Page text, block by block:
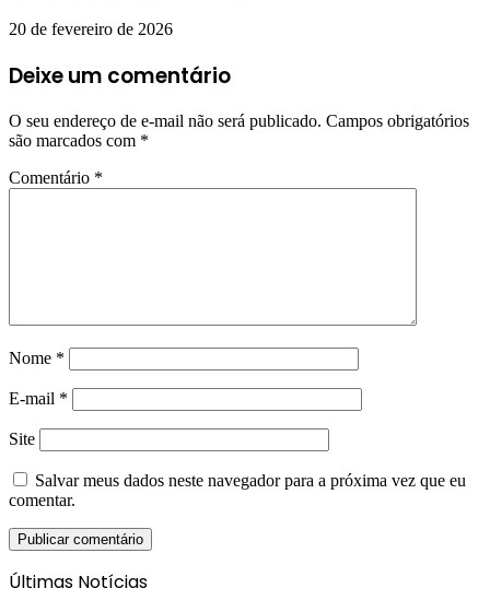
20 de fevereiro de 2026
Deixe um comentário
O seu endereço de e-mail não será publicado. Campos obrigatórios
são marcados com *
Comentário *
Nome *
E-mail *
Site
Salvar meus dados neste navegador para a próxima vez que eu
comentar.
Últimas Notícias